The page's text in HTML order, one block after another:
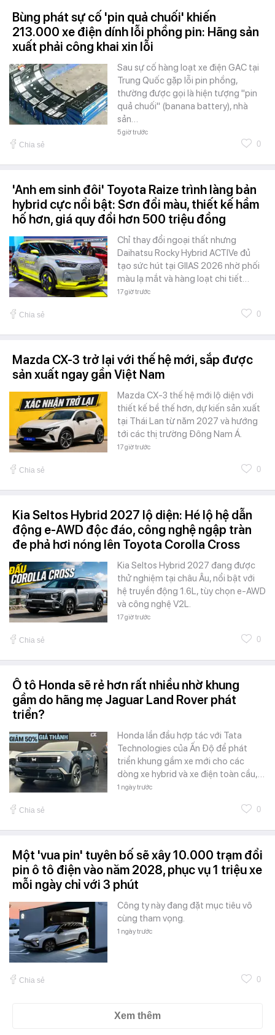
Bùng phát sự cố 'pin quả chuối' khiến
213.000 xe điện dính lỗi phồng pin: Hãng sản
xuất phải công khai xin lỗi
Sau sự cố hàng loạt xe điện GAC tại
Trung Quốc gặp lỗi pin phồng,
thường được gọi là hiện tượng "pin
quả chuối" (banana battery), nhà
sản…
5 giờ trước
Chia sẻ 0
'Anh em sinh đôi' Toyota Raize trình làng bản
hybrid cực nổi bật: Sơn đổi màu, thiết kế hầm
hố hơn, giá quy đổi hơn 500 triệu đồng
Chỉ thay đổi ngoại thất nhưng
Daihatsu Rocky Hybrid ACTIVe đủ
tạo sức hút tại GIIAS 2026 nhờ phối
màu lạ mắt và hàng loạt chi tiết…
17 giờ trước
Chia sẻ 0
Mazda CX-3 trở lại với thế hệ mới, sắp được
sản xuất ngay gần Việt Nam
Mazda CX-3 thế hệ mới lộ diện với
thiết kế bề thế hơn, dự kiến sản xuất
tại Thái Lan từ năm 2027 và hướng
tới các thị trường Đông Nam Á.
17 giờ trước
Chia sẻ 0
Kia Seltos Hybrid 2027 lộ diện: Hé lộ hệ dẫn
động e-AWD độc đáo, công nghệ ngập tràn
đe phả hơi nóng lên Toyota Corolla Cross
Kia Seltos Hybrid 2027 đang được
thử nghiệm tại châu Âu, nổi bật với
hệ truyền động 1.6L, tùy chọn e-AWD
và công nghệ V2L.
17 giờ trước
Chia sẻ 0
Ô tô Honda sẽ rẻ hơn rất nhiều nhờ khung
gầm do hãng mẹ Jaguar Land Rover phát
triển?
Honda lần đầu hợp tác với Tata
Technologies của Ấn Độ để phát
triển khung gầm xe mới cho các
dòng xe hybrid và xe điện toàn cầu,…
1 ngày trước
Chia sẻ 0
Một 'vua pin' tuyên bố sẽ xây 10.000 trạm đổi
pin ô tô điện vào năm 2028, phục vụ 1 triệu xe
mỗi ngày chỉ với 3 phút
Công ty này đang đặt mục tiêu vô
cùng tham vọng.
1 ngày trước
Chia sẻ 0
Xem thêm